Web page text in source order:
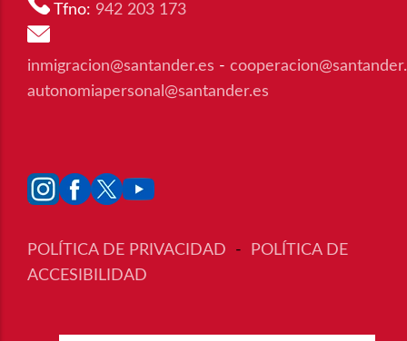
Tfno: 942 203 173
inmigracion@santander.es -
autonomiapersonal@santander.es
POLÍTICA DE PRIVACIDAD -
POLÍTICA DE
ACCESIBILIDAD